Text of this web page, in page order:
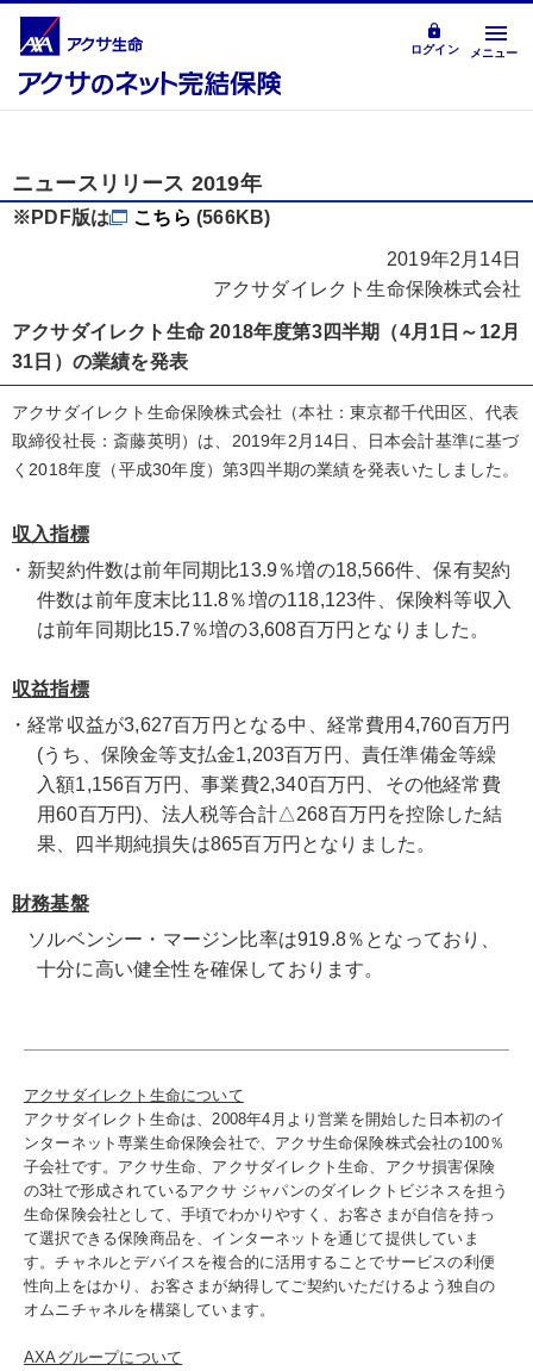
ログイン メニュー
ニュースリリース 2019年
※PDF版は こちら (566KB)
2019年2月14日
アクサダイレクト生命保険株式会社
アクサダイレクト生命 2018年度第3四半期（4月1日～12月
31日）の業績を発表
アクサダイレクト生命保険株式会社（本社：東京都千代田区、代表
取締役社長：斎藤英明）は、2019年2月14日、日本会計基準に基づ
く2018年度（平成30年度）第3四半期の業績を発表いたしました。
収入指標
・新契約件数は前年同期比13.9％増の18,566件、保有契約
件数は前年度末比11.8％増の118,123件、保険料等収入
は前年同期比15.7％増の3,608百万円となりました。
収益指標
・経常収益が3,627百万円となる中、経常費用4,760百万円
(うち、保険金等支払金1,203百万円、責任準備金等繰
入額1,156百万円、事業費2,340百万円、その他経常費
用60百万円)、法人税等合計△268百万円を控除した結
果、四半期純損失は865百万円となりました。
財務基盤
ソルベンシー・マージン比率は919.8％となっており、
十分に高い健全性を確保しております。
アクサダイレクト生命について
アクサダイレクト生命は、2008年4月より営業を開始した日本初のイ
ンターネット専業生命保険会社で、アクサ生命保険株式会社の100％
子会社です。アクサ生命、アクサダイレクト生命、アクサ損害保険
の3社で形成されているアクサ ジャパンのダイレクトビジネスを担う
生命保険会社として、手頃でわかりやすく、お客さまが自信を持っ
て選択できる保険商品を、インターネットを通じて提供していま
す。チャネルとデバイスを複合的に活用することでサービスの利便
性向上をはかり、お客さまが納得してご契約いただけるよう独自の
オムニチャネルを構築しています。
AXAグループについて